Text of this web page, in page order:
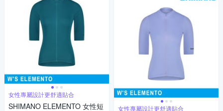
女性專屬設計更舒適貼合
SHIMANO ELEMENTO 女性短
女性專屬設計更舒適貼合